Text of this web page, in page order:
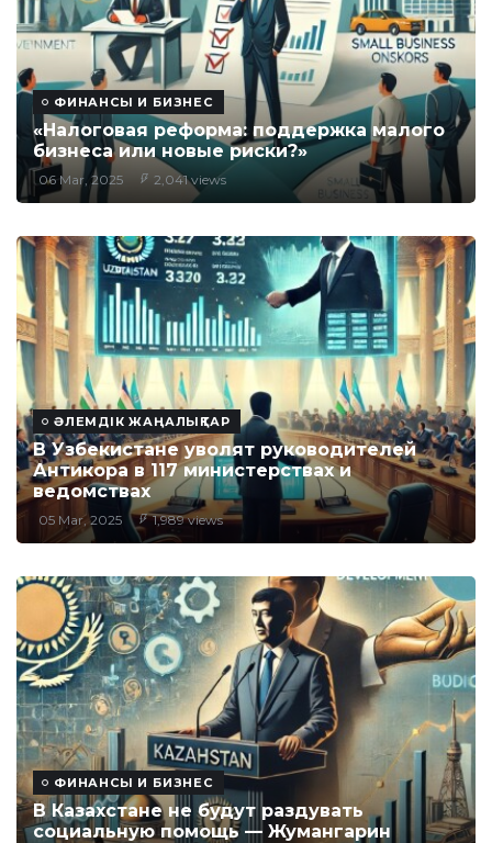
ФИНАНСЫ И БИЗНЕС
«Налоговая реформа: поддержка малого
бизнеса или новые риски?»
06 Mar, 2025 2,041 views
ӘЛЕМДІК ЖАҢАЛЫҚТАР
В Узбекистане уволят руководителей
Антикора в 117 министерствах и
ведомствах
05 Mar, 2025 1,989 views
ФИНАНСЫ И БИЗНЕС
В Казахстане не будут раздувать
социальную помощь — Жумангарин